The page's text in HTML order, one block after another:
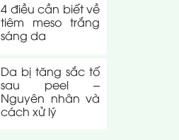
4 điều cần biết về
tiêm meso trắng
sáng da
Da bị tăng sắc tố
sau peel –
Nguyên nhân và
cách xử lý